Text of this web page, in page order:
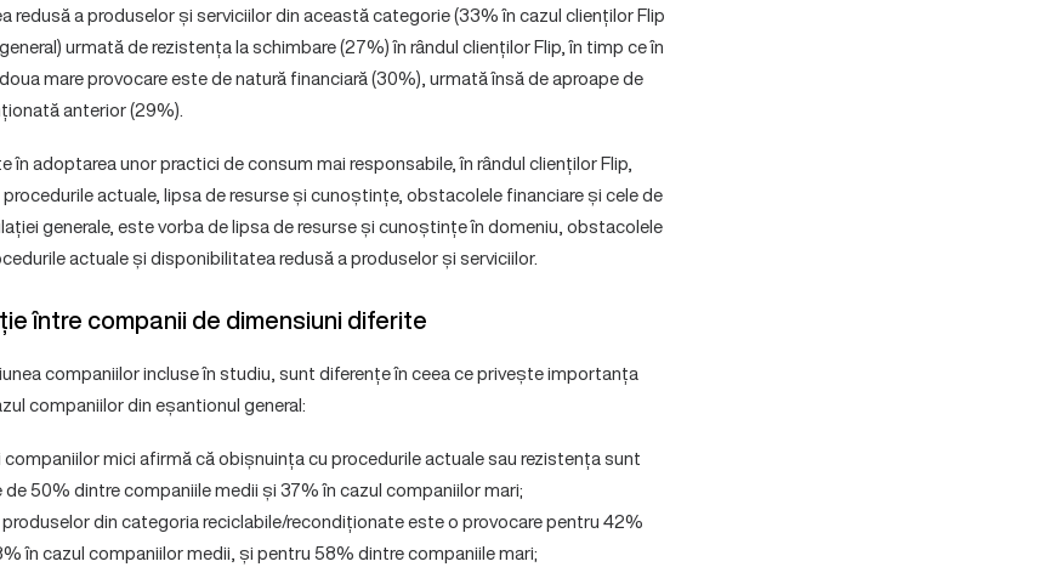
redusă a produselor și serviciilor din această categorie (33% în cazul clienților Flip
urmată de rezistența la schimbare (27%) în rândul clienților Flip, în timp ce în
mare provocare este de natură financiară (30%), urmată însă de aproape de
anterior (29%).
în adoptarea unor practici de consum mai responsabile, în rândul clienților Flip,
actuale, lipsa de resurse și cunoștințe, obstacolele financiare și cele de
generale, este vorba de lipsa de resurse și cunoștințe în domeniu, obstacolele
actuale și disponibilitatea redusă a produselor și serviciilor.
între companii de dimensiuni diferite
companiilor incluse în studiu, sunt diferențe în ceea ce privește importanța
companiilor din eșantionul general:
mici afirmă că obișnuința cu procedurile actuale sau rezistența sunt
50% dintre companiile medii și 37% în cazul companiilor mari;
din categoria reciclabile/recondiționate este o provocare pentru 42%
în cazul companiilor medii, și pentru 58% dintre companiile mari;